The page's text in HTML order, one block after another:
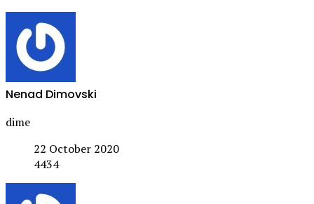
Nenad Dimovski
dime
22 October 2020
4434